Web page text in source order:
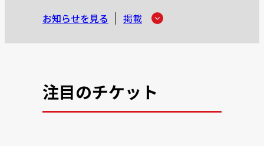
お知らせを見る 掲載
注目のチケット